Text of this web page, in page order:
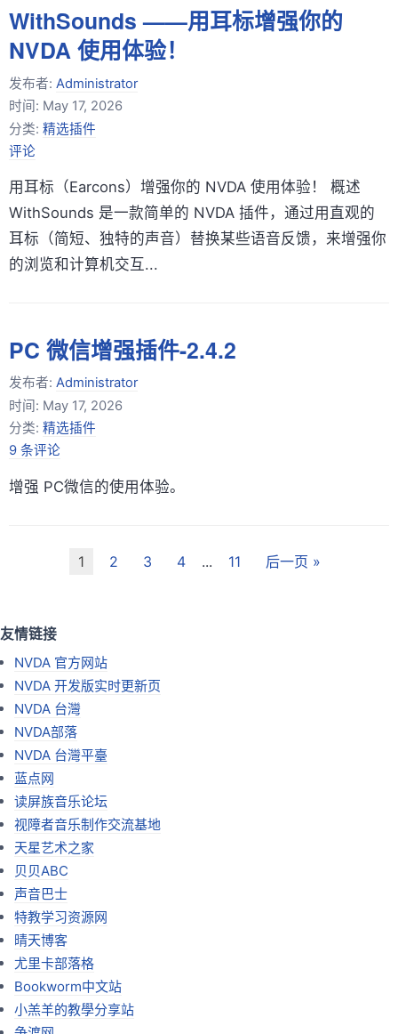
WithSounds ——用耳标增强你的
NVDA 使用体验！
发布者: Administrator
时间: May 17, 2026
分类: 精选插件
评论
用耳标（Earcons）增强你的 NVDA 使用体验！ 概述
WithSounds 是一款简单的 NVDA 插件，通过用直观的
耳标（简短、独特的声音）替换某些语音反馈，来增强你
的浏览和计算机交互...
PC 微信增强插件-2.4.2
发布者: Administrator
时间: May 17, 2026
分类: 精选插件
9 条评论
增强 PC微信的使用体验。
1 2 3 4 ... 11 后一页 »
友情链接
NVDA 官方网站
NVDA 开发版实时更新页
NVDA 台灣
NVDA部落
NVDA 台灣平臺
蓝点网
读屏族音乐论坛
视障者音乐制作交流基地
天星艺术之家
贝贝ABC
声音巴士
特教学习资源网
晴天博客
尤里卡部落格
Bookworm中文站
小羔羊的教學分享站